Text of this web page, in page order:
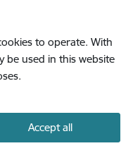
to operate. With
be used in this website
Accept all